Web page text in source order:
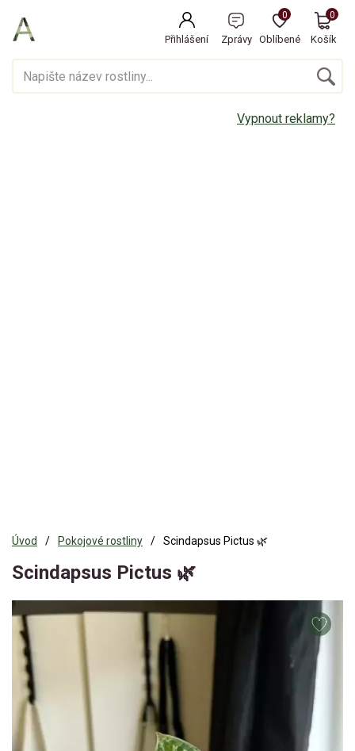
Přihlášení Zprávy Oblíbené
0
Košík
0
Vypnout reklamy?
Úvod Pokojové rostliny Scindapsus Pictus 🌿
Scindapsus Pictus 🌿